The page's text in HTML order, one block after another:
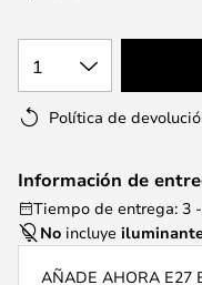
1
Política de
Información de
Tiempo de entrega: 3
No incluye
AÑADE AHORA E27